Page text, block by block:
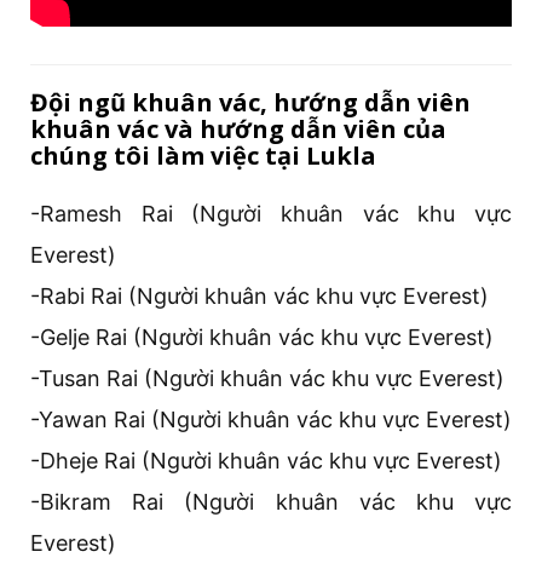
Đội ngũ khuân vác, hướng dẫn viên
khuân vác và hướng dẫn viên của
chúng tôi làm việc tại Lukla
-Ramesh Rai (Người khuân vác khu vực
Everest)
-Rabi Rai (Người khuân vác khu vực Everest)
-Gelje Rai (Người khuân vác khu vực Everest)
-Tusan Rai (Người khuân vác khu vực Everest)
-Yawan Rai (Người khuân vác khu vực Everest)
-Dheje Rai (Người khuân vác khu vực Everest)
-Bikram Rai (Người khuân vác khu vực
Everest)